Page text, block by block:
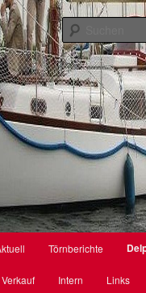
Delphin 66
Törnberichte
Verkauf Intern Links